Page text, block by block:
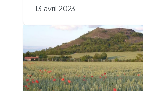
13 avril 2023